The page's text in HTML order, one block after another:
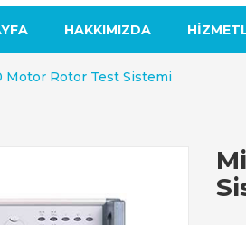
HAKKIMIZDA
Motor Rotor Test Sistemi